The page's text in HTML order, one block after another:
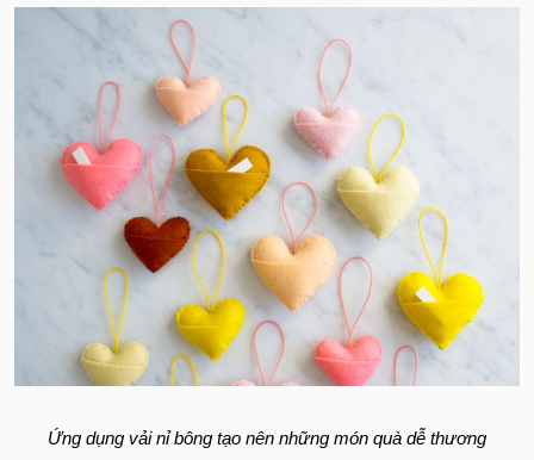
Ứng dụng vải nỉ bông tạo nên những món quà dễ thương